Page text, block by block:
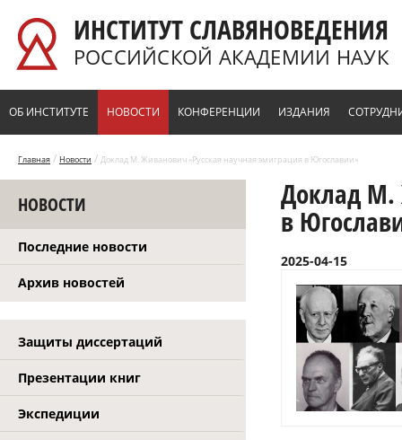
ИНСТИТУТ СЛАВЯНОВЕДЕНИЯ
РОССИЙСКОЙ АКАДЕМИИ НАУК
ОБ ИНСТИТУТЕ НОВОСТИ КОНФЕРЕНЦИИ ИЗДАНИЯ
Главная / Новости / Доклад М. Живанович «Русская научная эмиграция в Югославии»
НОВОСТИ
Последние новости
Архив новостей
Защиты диссертаций
Презентации книг
Экспедиции
Доклад М.
в
2025-04-15